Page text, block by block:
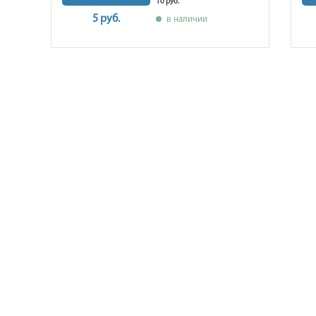
5 руб.
10 руб.
в наличии